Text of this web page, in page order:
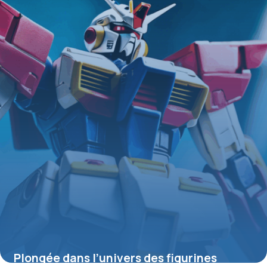
Plongée dans l’univers des figurines